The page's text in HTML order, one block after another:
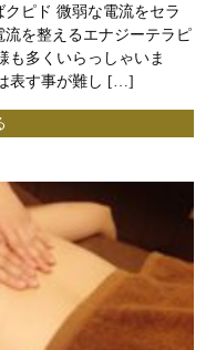
ピド 微弱な電流をセラ
を整えるエナジーテラピ
も多くいらっしゃいま
表す事が難し […]